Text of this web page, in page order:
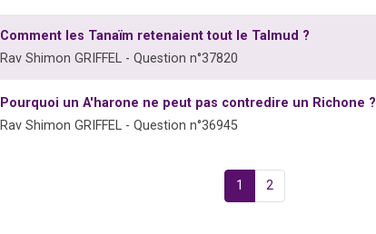
Comment les Tanaïm retenaient tout le Talmud ?
Rav Shimon GRIFFEL - Question n°37820
Pourquoi un A'harone ne peut pas contredire un Richone ?
Rav Shimon GRIFFEL - Question n°36945
1 2